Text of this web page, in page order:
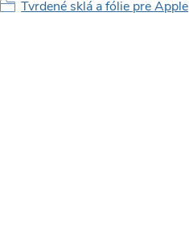
Tvrdené sklá a fólie pre Apple